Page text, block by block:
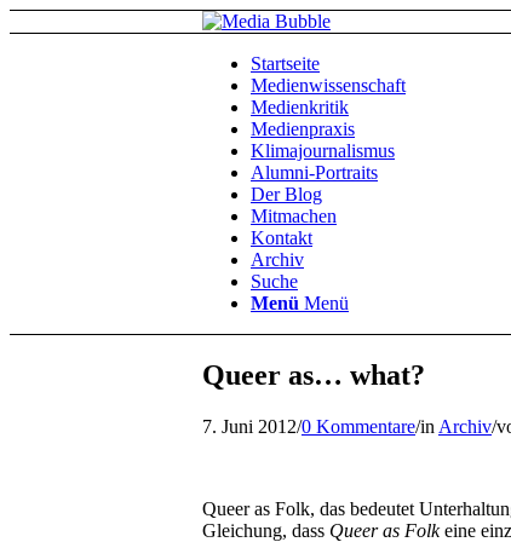
Startseite
Medienwissenschaft
Medienkritik
Medienpraxis
Klimajournalismus
Alumni-Portraits
Der Blog
Mitmachen
Kontakt
Archiv
Suche
Menü Menü
Queer as… what?
7. Juni 2012/0 Kommentare/in Archiv/
Queer as Folk, das bedeutet
Gleichung, dass Queer as Folkeine